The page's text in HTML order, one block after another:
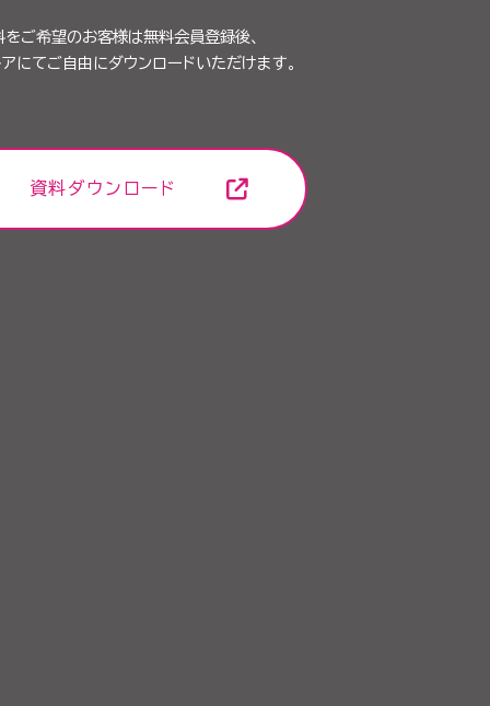
ご希望のお客様は無料会員登録後、
アにてご自由にダウンロードいただけます。
資料ダウンロード